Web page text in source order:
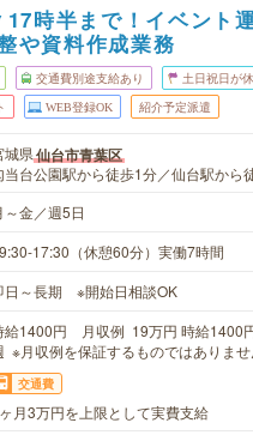
時半まで！イベント
や資料作成業務
交通費別途支給あり 土日祝日が
WEB登録OK 紹介予定派遣
城県仙台市青葉区
当台公園駅から徒歩1分／仙台駅から
～金／週5日
17:30（休憩60分）実働7時間
日～長期 ※開始日相談OK
給1400円 月収例 19万円 時給1400
※月収例を保証するものではありませ
交通費
月3万円を上限として実費支給